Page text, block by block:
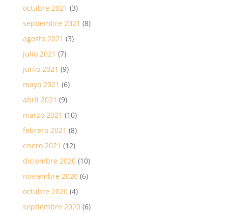
octubre 2021 (3)
septiembre 2021 (8)
agosto 2021 (3)
julio 2021 (7)
junio 2021 (9)
mayo 2021 (6)
abril 2021 (9)
marzo 2021 (10)
febrero 2021 (8)
enero 2021 (12)
diciembre 2020(10)
noviembre 2020(6)
octubre 2020(4)
septiembre 2020(6)